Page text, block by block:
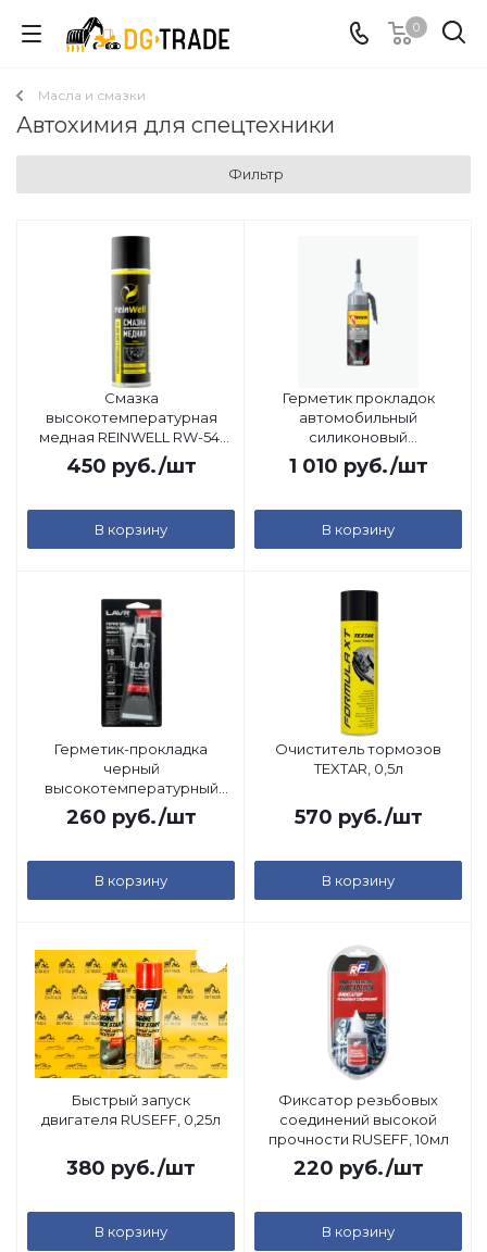
0
Масла и смазки
Автохимия для спецтехники
Фильтр
Смазка
высокотемпературная
медная REINWELL RW-54,
0,5л
450 руб./шт
В корзину
Герметик прокладок
автомобильный
силиконовый
высокотемпературный
RTV (серый) Kerry, 160гр
1 010 руб./шт
В корзину
Герметик-прокладка
черный
высокотемпературный
Black LAVR, 85гр
260 руб./шт
В корзину
Очиститель тормозов
TEXTAR, 0,5л
570 руб./шт
В корзину
Быстрый запуск
двигателя RUSEFF, 0,25л
380 руб./шт
В корзину
Фиксатор резьбовых
соединений высокой
прочности RUSEFF, 10мл
220 руб./шт
В корзину